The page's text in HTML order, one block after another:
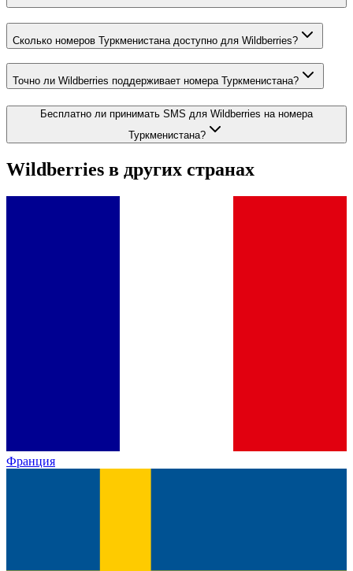
Сколько номеров Туркменистана доступно для Wildberries?
Точно ли Wildberries поддерживает номера Туркменистана?
Бесплатно ли принимать SMS для Wildberries на номера
Туркменистана?
Wildberries в других странах
Франция